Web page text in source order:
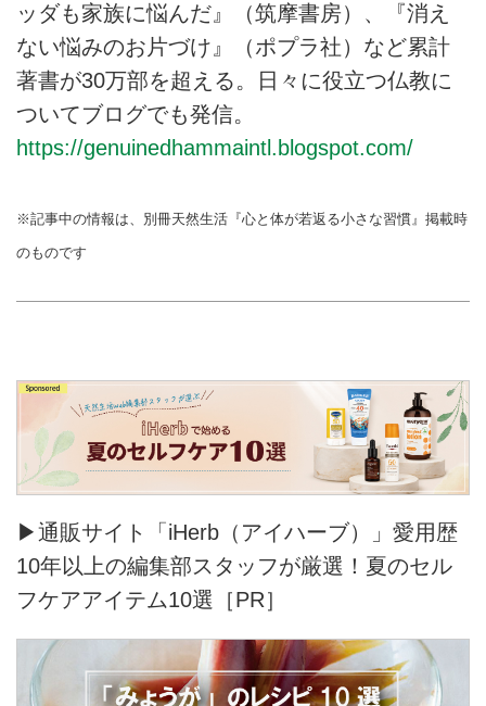
ッダも家族に悩んだ』（筑摩書房）、『消え
ない悩みのお片づけ』（ポプラ社）など累計
著書が30万部を超える。日々に役立つ仏教に
ついてブログでも発信。
https://genuinedhammaintl.blogspot.com/
※記事中の情報は、別冊天然生活『心と体が若返る小さな習慣』掲載時
のものです
▶通販サイト「iHerb（アイハーブ）」愛用歴
10年以上の編集部スタッフが厳選！夏のセル
フケアアイテム10選［PR］